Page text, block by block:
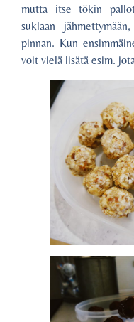
mutta itse tökin
suklaan
pinnan. Kun
voit vielä lisätä esim.